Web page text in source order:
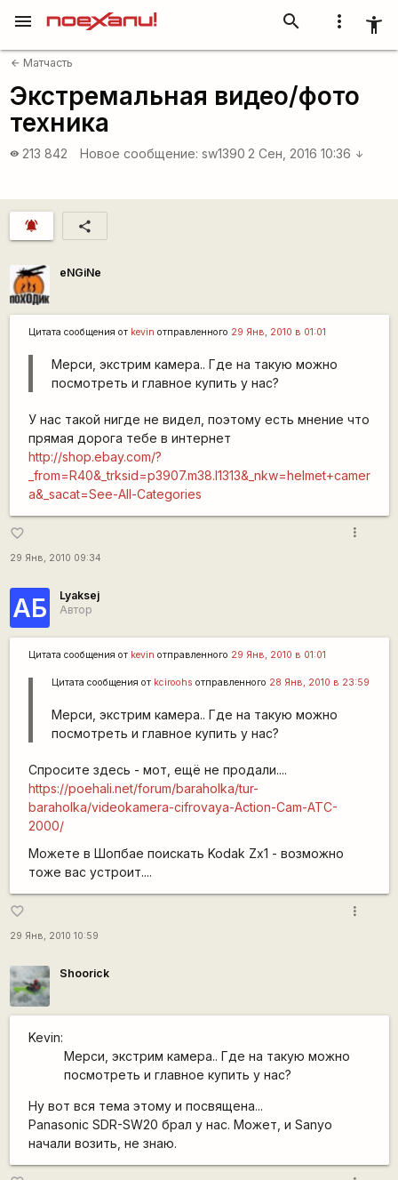
more_vert accessibility_new
search
menu
arrow_back Матчасть
Экстремальная видео/фото
техника
visibility 213 842 Новое сообщение: sw1390 2 Сен, 2016 10:36 arrow_downward
notifications_active share
eNGiNe
Цитата сообщения от kevin отправленного 29 Янв, 2010 в 01:01
Мерси, экстрим камера.. Где на такую можно
посмотреть и главное купить у нас?
У нас такой нигде не видел, поэтому есть мнение что
прямая дорога тебе в интернет
http://shop.ebay.com/?
_from=R40&_trksid=p3907.m38.l1313&_nkw=helmet+camer
a&_sacat=See-All-Categories
favorite_border
29 Янв, 2010 09:34
more_vert
АБ
Lyaksej
Автор
Цитата сообщения от kevin отправленного 29 Янв, 2010 в 01:01
Цитата сообщения от kciroohs отправленного 28 Янв, 2010 в 23:59
Мерси, экстрим камера.. Где на такую можно
посмотреть и главное купить у нас?
Спросите здесь - мот, ещё не продали....
https://poehali.net/forum/baraholka/tur-
baraholka/videokamera-cifrovaya-Action-Cam-ATC-
2000/
Можете в Шопбае поискать Kodak Zx1 - возможно
тоже вас устроит....
favorite_border
29 Янв, 2010 10:59
more_vert
Shoorick
Kevin:
Мерси, экстрим камера.. Где на такую можно
посмотреть и главное купить у нас?
Ну вот вся тема этому и посвящена...
Panasonic SDR-SW20 брал у нас. Может, и Sanyo
начали возить, не знаю.